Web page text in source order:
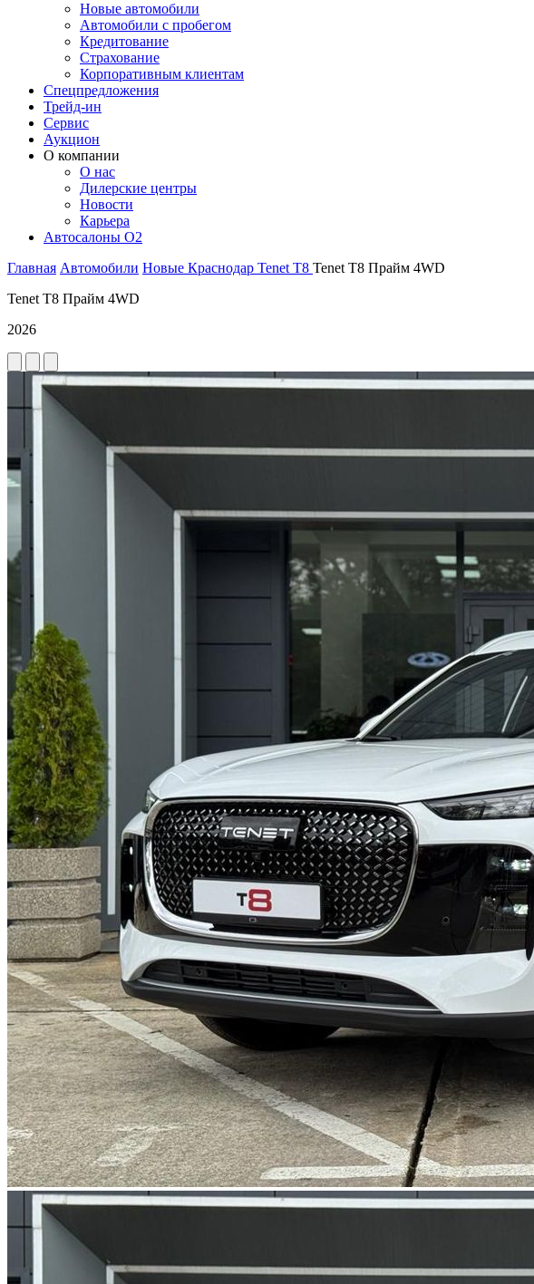
Новые автомобили
Автомобили с пробегом
Кредитование
Страхование
Корпоративным клиентам
Спецпредложения
Трейд-ин
Сервис
Аукцион
О компании
О нас
Дилерские центры
Новости
Карьера
Автосалоны O2
Главная Автомобили Новые Краснодар Tenet T8 Tenet T8 Прайм 4WD
Tenet T8 Прайм 4WD
2026